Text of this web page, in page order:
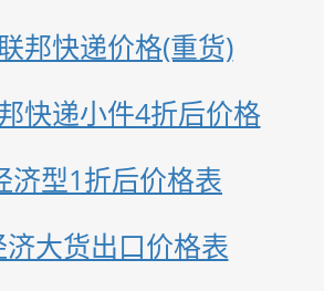
邦快递价格(重货)
快递小件4折后价格
济型1折后价格表
济大货出口价格表